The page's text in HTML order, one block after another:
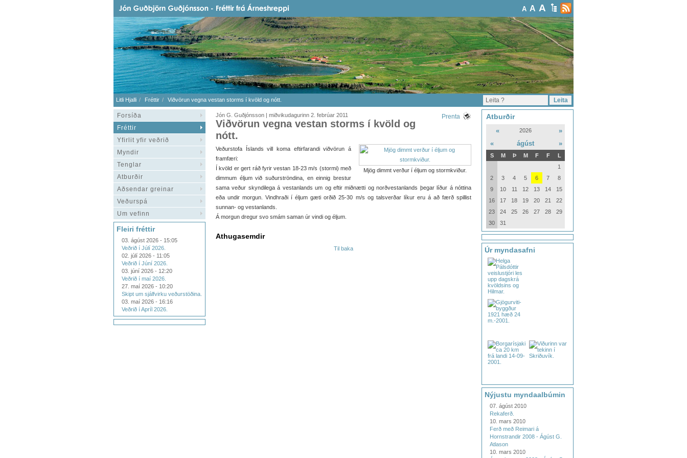
A A A
Litli Hjalli Fréttir Viðvörun vegna vestan storms í kvöld og nótt.
Forsíða
Fréttir
Yfirlit yfir veðrið
Myndir
Tenglar
Atburðir
Aðsendar greinar
Veðurspá
Um vefinn
Fleiri fréttir
03. ágúst 2026 - 15:05
Veðrið í Júlí 2026.
02. júlí 2026 - 11:05
Veðrið í Júní 2026.
03. júní 2026 - 12:20
Veðrið í maí 2026.
27. maí 2026 - 10:20
Skipt um sjálfvirku veðurstöðina.
03. maí 2026 - 16:16
Veðrið í Apríl 2026.
Jón G. Guðjónsson | miðvikudagurinn 2. febrúar 2011 Prenta
Viðvörun vegna vestan storms í kvöld og
nótt.
Mjög dimmt verður í éljum og stormkviður.
Veðurstofa Íslands vill koma eftirfarandi viðvörun á
framfæri:
Í kvöld er gert ráð fyrir vestan 18-23 m/s (stormi) með
dimmum éljum við suðurströndina, en einnig brestur
sama veður skyndilega á vestanlands um og eftir miðnætti og norðvestanlands þegar líður á nóttina
eða undir morgun. Vindhraði í éljum gæti orðið 25-30 m/s og talsverðar líkur eru á að færð spillist
sunnan- og vestanlands.
Á morgun dregur svo smám saman úr vindi og éljum.
Athugasemdir
Til baka
Atburðir
« 2026
»
«
ágúst »
S M Þ M F F
L
1
2
3 4 5 6 7
8
9
10 11 12 13 14
15
16
17 18 19 20 21
22
23
24 25 26 27 28
29
30
31
Úr myndasafni
Nýjustu myndaalbúmin
07. ágúst 2010
Rekaferð.
10. mars 2010
Ferð með Reimari á
Hornstrandir 2008 - Ágúst G.
Atlason
10. mars 2010